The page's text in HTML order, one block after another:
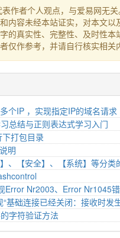
作者个人观点，与爱易网无
内容未经本站证实，对本文以
的真实性、完整性、及时性本
仅作参考，并请自行核实相关
个IP ，实现指定IP的域名请求
总结与正则表达式学习入门
打包目录
明
、【安全】、【系统】等分类
Error Nr2003、Error Nr1045
字符验证方法